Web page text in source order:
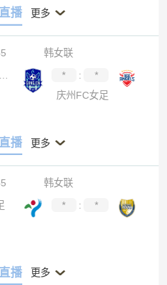
播 更多
韩女联
华川KSPO女足
* :
*
庆州FC女足
播 更多
韩女联
* :
*
播 更多